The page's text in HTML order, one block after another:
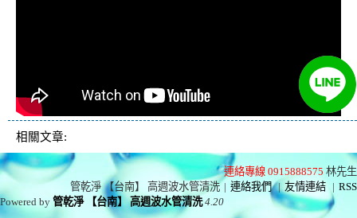
相關文章:
連絡專線 0915888575 林先生
管乾淨 【台南】 高週波水管清洗 | 連絡我們 | 友情連結 | RSS
Powered by管乾淨 【台南】 高週波水管清洗 4.20